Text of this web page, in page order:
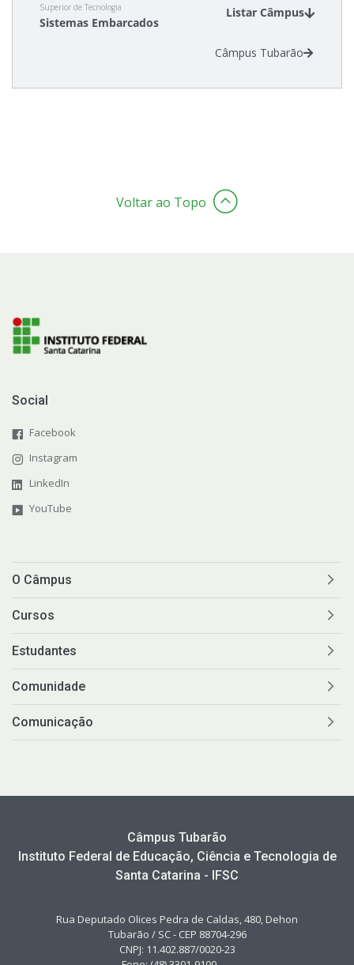
Superior de Tecnologia
Sistemas Embarcados
Listar Câmpus
Câmpus Tubarão
Voltar ao Topo
Social
Facebook
Instagram
LinkedIn
YouTube
O Câmpus
Cursos
Estudantes
Comunidade
Comunicação
Câmpus Tubarão
Instituto Federal de Educação, Ciência e Tecnologia de
Santa Catarina - IFSC
Rua Deputado Olices Pedra de Caldas, 480, Dehon
Tubarão / SC - CEP 88704-296
CNPJ: 11.402.887/0020-23